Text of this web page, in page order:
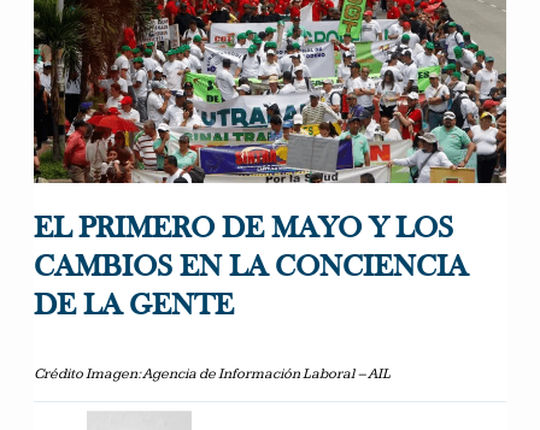
EL PRIMERO DE MAYO Y LOS
CAMBIOS EN LA CONCIENCIA
DE LA GENTE
Crédito Imagen: Agencia de Información Laboral – AIL